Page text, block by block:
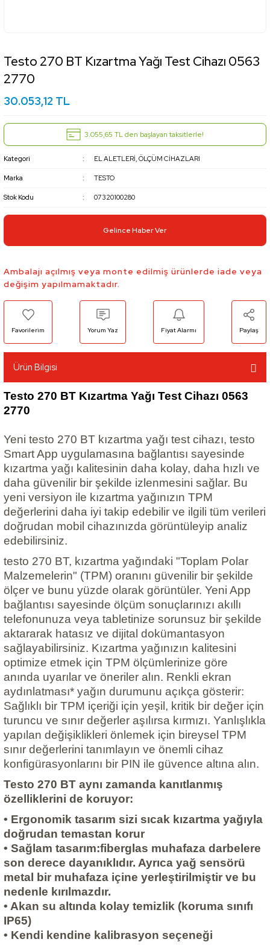
Testo 270 BT Kızartma Yağı Test Cihazı 0563
2770
30.053,12 TL
3.055,65 TL den başlayan taksitlerle!
Kategori EL ALETLERİ, ÖLÇÜM CİHAZLARI
Marka TESTO
Stok Kodu 07320100280
Gelince Haber Ver
Ambalajı açılmış veya monte edilmiş ürünlerde iade veya
değişim yapılmamaktadır.
Yorum Yaz Fiyat Alarmı Paylaş
Ürün Bilgisi
Testo 270 BT Kızartma Yağı Test Cihazı 0563
2770
Yeni testo 270 BT kızartma yağı test cihazı, testo
Smart App uygulamasına bağlantısı sayesinde
kızartma yağı kalitesinin daha kolay, daha hızlı ve
daha güvenilir bir şekilde izlenmesini sağlar. Bu
yeni versiyon ile kızartma yağınızın TPM
değerlerini daha iyi takip edebilir ve ilgili tüm verileri
doğrudan mobil cihazınızda görüntüleyip analiz
edebilirsiniz.
testo 270 BT, kızartma yağındaki "Toplam Polar
Malzemelerin" (TPM) oranını güvenilir bir şekilde
ölçer ve bunu yüzde olarak görüntüler. Yeni App
bağlantısı sayesinde ölçüm sonuçlarınızı akıllı
telefonunuza veya tabletinize sorunsuz bir şekilde
aktararak hatasız ve dijital dokümantasyon
sağlayabilirsiniz. Kızartma yağınızın kalitesini
optimize etmek için TPM ölçümlerinize göre
anında uyarılar ve öneriler alın. Renkli ekran
aydınlatması* yağın durumunu açıkça gösterir:
Sağlıklı bir TPM içeriği için yeşil, kritik bir değer için
turuncu ve sınır değerler aşılırsa kırmızı. Yanlışlıkla
yapılan değişiklikleri önlemek için bireysel TPM
sınır değerlerini tanımlayın ve önemli cihaz
konfigürasyonlarını bir PIN ile güvence altına alın.
Testo 270 BT aynı zamanda kanıtlanmış
özelliklerini de koruyor:
• Ergonomik tasarım sizi sıcak kızartma yağıyla
doğrudan temastan korur
• Sağlam tasarım:fiberglas muhafaza darbelere
son derece dayanıklıdır. Ayrıca yağ sensörü
metal bir muhafaza içine yerleştirilmiştir ve bu
nedenle kırılmazdır.
• Akan su altında kolay temizlik (koruma sınıfı
IP65)
• Kendi kendine kalibrasyon seçeneği